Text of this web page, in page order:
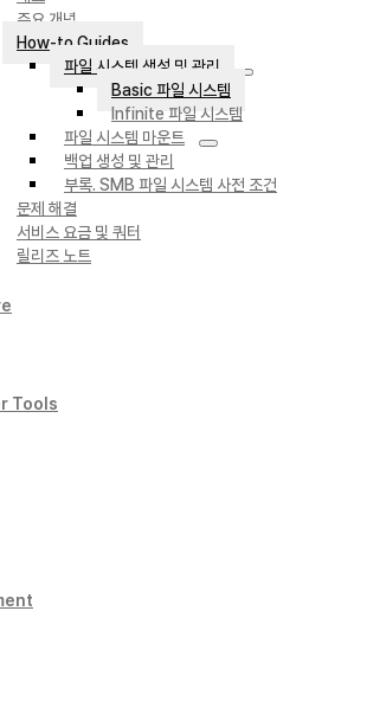
주요 개념
How-to Guides
파일 시스템 생성 및 관리
Basic 파일 시스템
Infinite 파일 시스템
파일 시스템 마운트
백업 생성 및 관리
부록. SMB 파일 시스템 사전 조건
문제 해결
서비스 요금 및 쿼터
릴리즈 노트
Tools